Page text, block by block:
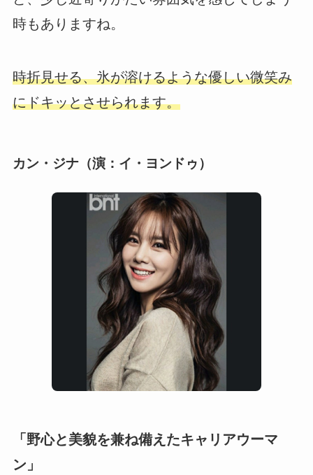
時もありますね。
時折見せる、氷が溶けるような優しい微笑み
にドキッとさせられます。
カン・ジナ（演：イ・ヨンドゥ）
「野心と美貌を兼ね備えたキャリアウーマ
ン」